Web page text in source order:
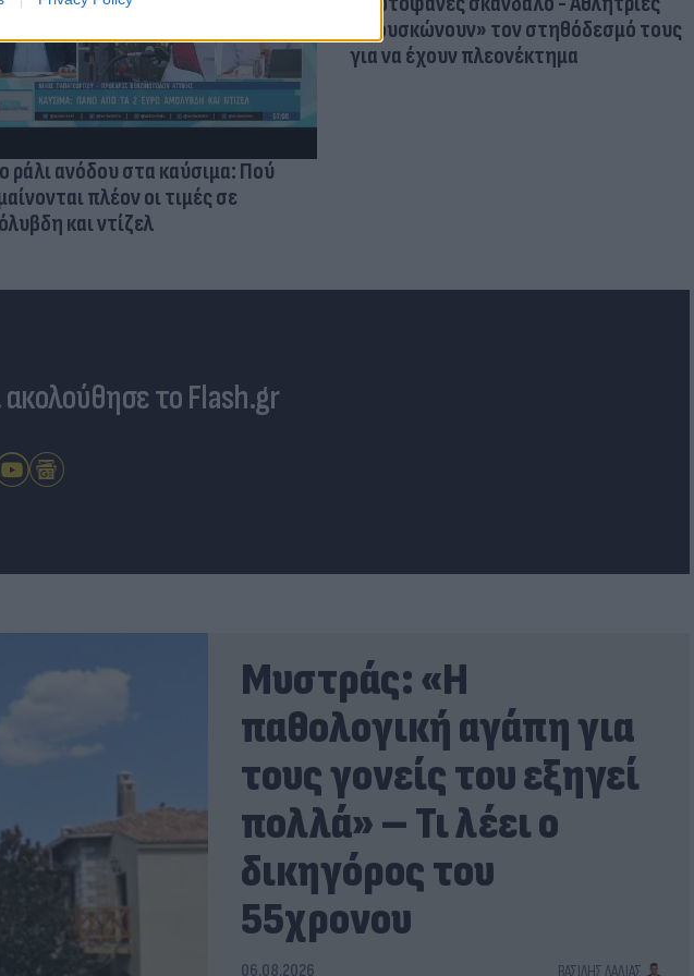
ράλι ανόδου στα καύσιμα: Πού
πλέον οι τιμές σε
και ντίζελ
«φουσκώνουν» τον στηθόδεσμό τους
για να έχουν πλεονέκτημα
ακολούθησε το Flash.gr
Μυστράς: «Η
παθολογική αγάπη για
τους γονείς του εξηγεί
πολλά» – Τι λέει ο
δικηγόρος του
55χρονου
06.08.2026 ΒΑΣΊΛΗΣ ΛΑΔΙΆΣ